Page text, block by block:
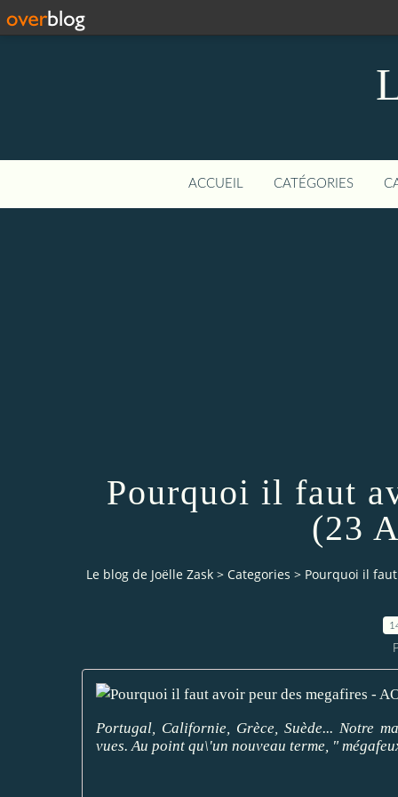
ACCUEIL CATÉGORIES
Pourquoi il faut
(23
Le blog de Joëlle Zask > Categories > Pourquoi il
Portugal, Californie, Grèce, Suède... Notre
vues. Au point qu\'un nouveau terme, "